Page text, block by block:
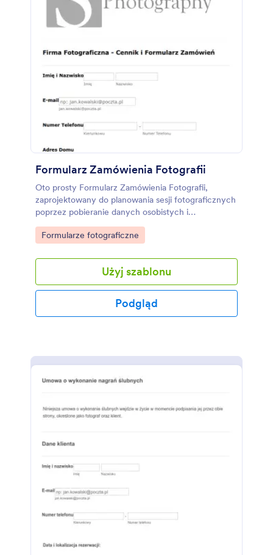
Formularz Zamówienia Fotografii
Oto prosty Formularz Zamówienia Fotografii,
zaprojektowany do planowania sesji fotograficznych
poprzez pobieranie danych osobistych i
kontaktowych klienta, a także jego preferowanego
rodzaju sesji. Możesz dostosować dowolny z <a
templates/order-form/photography-order-
forms">szablonów formularza zamówienia
fotografii</a> w zależności od Twoich wymagań,
dodać więcej widgetów i wstawić formularz na
stronę lub używać bezpośrednio.
Go to Category:
Formularze fotograficzne
Użyj szablonu
Podgląd